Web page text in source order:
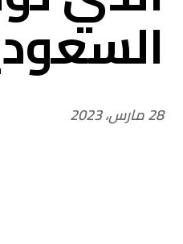
28 مارس، 2023